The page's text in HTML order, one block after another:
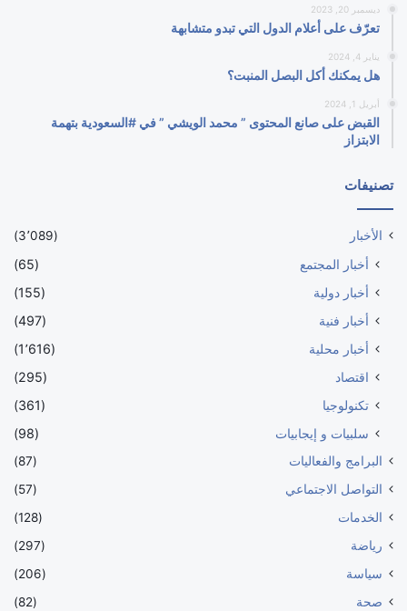
ديسمبر 20, 2023
تعرّف على أعلام الدول التي تبدو متشابهة
يناير 4, 2024
هل يمكنك أكل البصل المنبت؟
أبريل 1, 2024
القبض على صانع المحتوى ” محمد الويشي ” في #السعودية بتهمة
الابتزاز
تصنيفات
الأخبار (3٬089)
أخبار المجتمع
(65)
أخبار دولية
(155)
أخبار فنية
(497)
أخبار محلية
(1٬616)
اقتصاد
(295)
تكنولوجيا
(361)
سلبيات و إيجابيات
(98)
البرامج والفعاليات
(87)
التواصل الاجتماعي
(57)
الخدمات
(128)
رياضة
(297)
سياسة
(206)
صحة
(82)